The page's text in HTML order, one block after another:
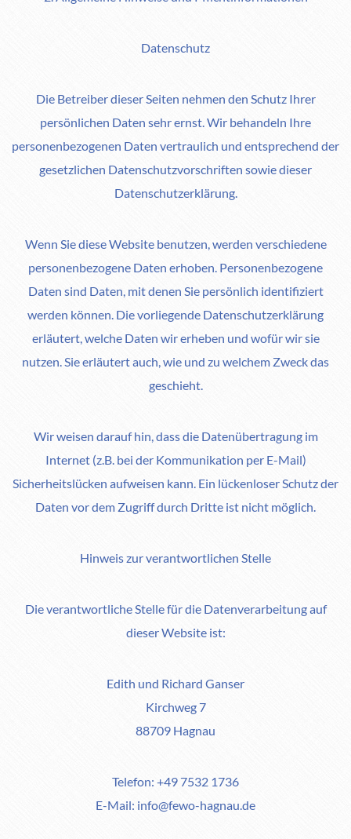
Datenschutz
Die Betreiber dieser Seiten nehmen den Schutz Ihrer
persönlichen Daten sehr ernst. Wir behandeln Ihre
personenbezogenen Daten vertraulich und entsprechend der
gesetzlichen Datenschutzvorschriften sowie dieser
Datenschutzerklärung.
Wenn Sie diese Website benutzen, werden verschiedene
personenbezogene Daten erhoben. Personenbezogene
Daten sind Daten, mit denen Sie persönlich identifiziert
werden können. Die vorliegende Datenschutzerklärung
erläutert, welche Daten wir erheben und wofür wir sie
nutzen. Sie erläutert auch, wie und zu welchem Zweck das
geschieht.
Wir weisen darauf hin, dass die Datenübertragung im
Internet (z.B. bei der Kommunikation per E-Mail)
Sicherheitslücken aufweisen kann. Ein lückenloser Schutz der
Daten vor dem Zugriff durch Dritte ist nicht möglich.
Hinweis zur verantwortlichen Stelle
Die verantwortliche Stelle für die Datenverarbeitung auf
dieser Website ist:
Edith und Richard Ganser
Kirchweg 7
88709 Hagnau
Telefon: +49 7532 1736
E-Mail: info@fewo-hagnau.de